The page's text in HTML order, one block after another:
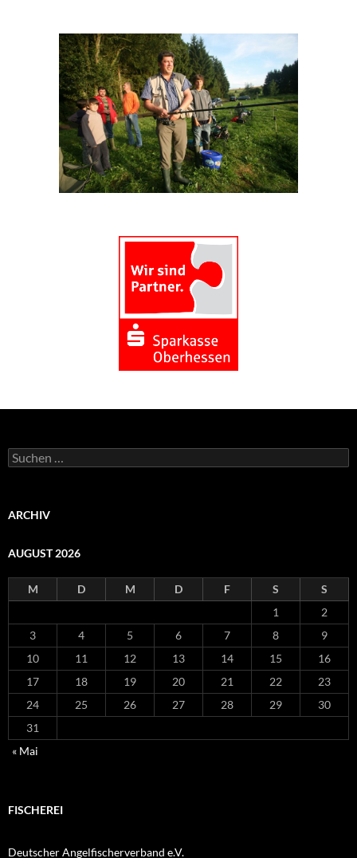
Suchen
nach:
ARCHIV
AUGUST 2026
M D M D F S
S
1
2
3
4 5 6 7 8
9
10
11 12 13 14 15
16
17
18 19 20 21 22
23
24
25 26 27 28 29
30
31
« Mai
FISCHEREI
Deutscher Angelfischerverband e.V.